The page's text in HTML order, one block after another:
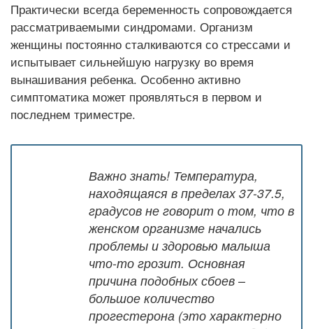
Практически всегда беременность сопровождается
рассматриваемыми синдромами. Организм
женщины постоянно сталкиваются со стрессами и
испытывает сильнейшую нагрузку во время
вынашивания ребенка. Особенно активно
симптоматика может проявляться в первом и
последнем триместре.
Важно знать! Температура,
находящаяся в пределах 37-37.5,
градусов не говорит о том, что в
женском организме начались
проблемы и здоровью малыша
что-то грозит. Основная
причина подобных сбоев –
большое количество
прогестерона (это характерно